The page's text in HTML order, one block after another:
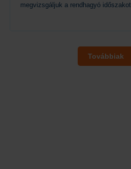
megvizsgáljuk a rendhagyó időszakot
Továbbiak